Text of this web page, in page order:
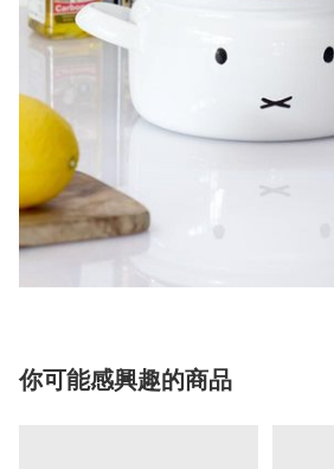
你可能感興趣的商品